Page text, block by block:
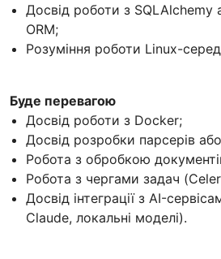
Досвід роботи з SQLAlchemy
ORM;
Розуміння роботи Linux-
Буде перевагою
Досвід роботи з Docker;
Досвід розробки парсерів або
Робота з обробкою
Робота з чергами задач
Досвід інтеграції з AI-
Claude, локальні моделі).